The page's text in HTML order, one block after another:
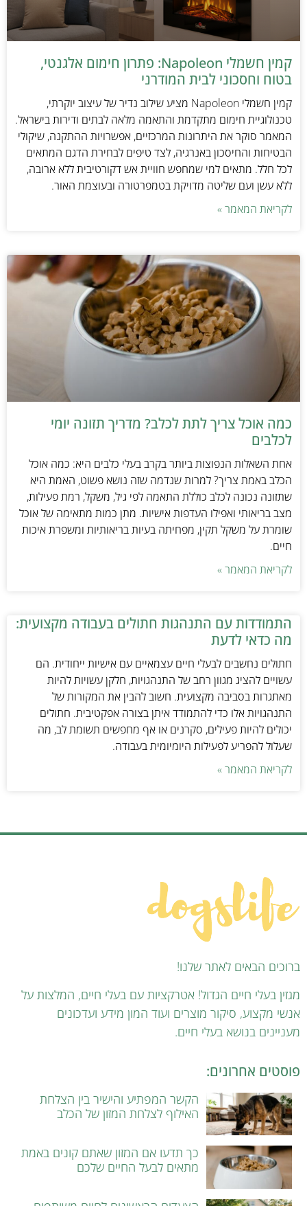
קמין חשמלי Napoleon: פתרון חימום אלגנטי,
בטוח וחסכוני לבית המודרני
קמין חשמלי Napoleon מציע שילוב נדיר של עיצוב יוקרתי,
טכנולוגיית חימום מתקדמת והתאמה מלאה לבתים ודירות בישראל.
המאמר סוקר את היתרונות המרכזיים, אפשרויות ההתקנה, שיקולי
הבטיחות והחיסכון באנרגיה, לצד טיפים לבחירת הדגם המתאים
לכל חלל. מתאים למי שמחפש חוויית אש דקורטיבית ללא ארובה,
ללא עשן ועם שליטה מדויקת בטמפרטורה ובעוצמת האור.
לקריאת המאמר »
כמה אוכל צריך לתת לכלב? מדריך תזונה יומי
לכלבים
אחת השאלות הנפוצות ביותר בקרב בעלי כלבים היא: כמה אוכל
הכלב באמת צריך? למרות שנדמה שזה נושא פשוט, האמת היא
שתזונה נכונה לכלב כוללת התאמה לפי גיל, משקל, רמת פעילות,
מצב בריאותי ואפילו העדפות אישיות. מתן כמות מתאימה של אוכל
שומרת על משקל תקין, מפחיתה בעיות בריאותיות ומשפרת איכות
חיים.
לקריאת המאמר »
התמודדות עם התנהגות חתולים בעבודה מקצועית:
מה כדאי לדעת
חתולים נחשבים לבעלי חיים עצמאיים עם אישיות ייחודית. הם
עשויים להציג מגוון רחב של התנהגויות, חלקן עשויות להיות
מאתגרות בסביבה מקצועית. חשוב להבין את המקורות של
התנהגויות אלו כדי להתמודד איתן בצורה אפקטיבית. חתולים
יכולים להיות פעילים, סקרנים או אף מחפשים תשומת לב, מה
שעלול להפריע לפעילות היומיומית בעבודה.
לקריאת המאמר »
ברוכים הבאים לאתר שלנו!
מגזין בעלי חיים הגדול! אטרקציות עם בעלי חיים, המלצות על
אנשי מקצוע, סיקור מוצרים ועוד המון מידע ועדכונים
מעניינים בנושא בעלי חיים.
פוסטים אחרונים:
הקשר המפתיע והישיר בין הצלחת
האילוף לצלחת המזון של הכלב
כך תדעו אם המזון שאתם קונים באמת
מתאים לבעל החיים שלכם